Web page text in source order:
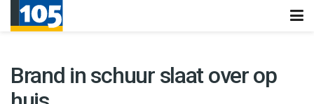
Brand in schuur slaat over op